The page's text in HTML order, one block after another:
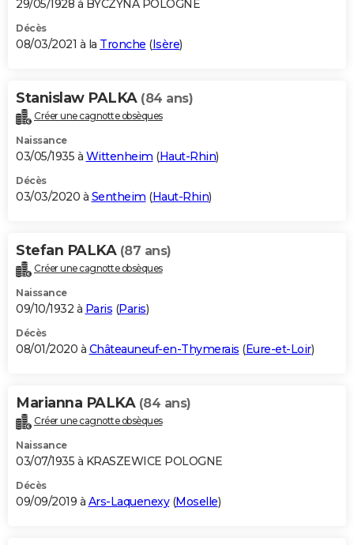
29/05/1928 à BYCZYNA POLOGNE
Décès
08/03/2021 à la Tronche (Isère)
Stanislaw PALKA (84 ans)
Créer une cagnotte obsèques
Naissance
03/05/1935 à Wittenheim (Haut-Rhin)
Décès
03/03/2020 à Sentheim (Haut-Rhin)
Stefan PALKA (87 ans)
Créer une cagnotte obsèques
Naissance
09/10/1932 à Paris (Paris)
Décès
08/01/2020 à Châteauneuf-en-Thymerais (Eure-et-Loir)
Marianna PALKA (84 ans)
Créer une cagnotte obsèques
Naissance
03/07/1935 à KRASZEWICE POLOGNE
Décès
09/09/2019 à Ars-Laquenexy(Moselle)